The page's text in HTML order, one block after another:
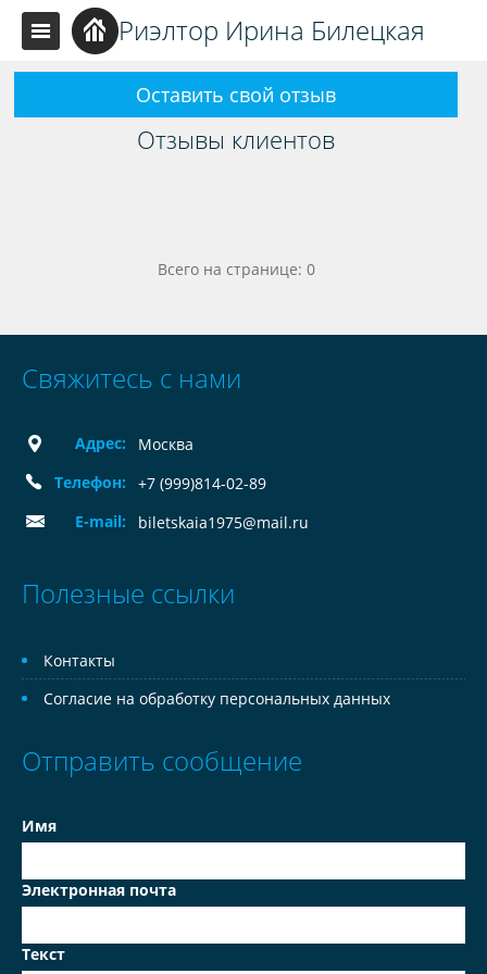
Риэлтор Ирина Билецкая
Оставить свой отзыв
Отзывы клиентов
Всего на странице: 0
Свяжитесь с нами
Адрес:
Москва
Телефон:
+7 (999)814-02-89
E-mail:
biletskaia1975@mail.ru
Полезные ссылки
Контакты
Согласие на обработку персональных данных
Отправить сообщение
Имя
Электронная почта
Текст